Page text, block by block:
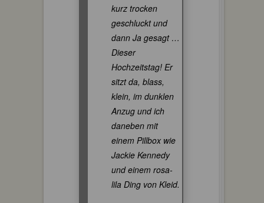
kurz trocken
geschluckt und
dann Ja gesagt …
Dieser
Hochzeitstag! Er
sitzt da, blass,
klein, im dunklen
Anzug und ich
daneben mit
einem Pillbox wie
Jackie Kennedy
und einem rosa-
lila Ding von Kleid.